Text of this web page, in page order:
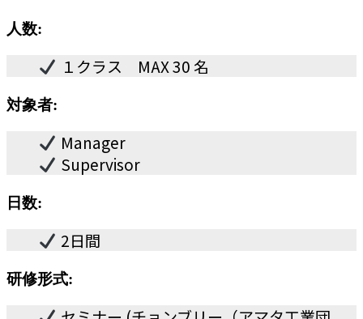
人数:
１クラス MAX 30 名
対象者:
Manager
Supervisor
日数:
2日間
研修形式: